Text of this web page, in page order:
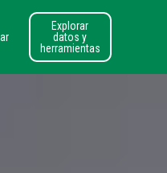
Explorar
datos y
herramientas